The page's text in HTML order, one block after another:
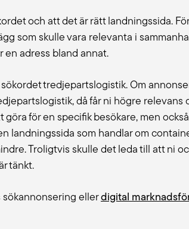
och att det är rätt landningssida.
som skulle vara relevanta i
en adress bland annat.
tredjepartslogistik. Om
då får ni högre relevans
för en specifik besökare, men
landningssida som handlar om
Troligtvis skulle det leda till att ni
tänkt.
sökannonsering ellerdigital